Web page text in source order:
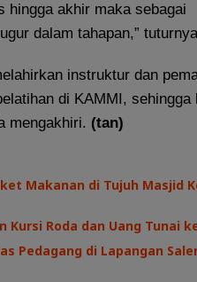
hingga akhir maka sebagai
dalam tahapan,”
instruktur dan
di KAMMI, sehingga
mengakhiri. (tan)
Makanan di Tujuh Masjid
Roda dan Uang Tunai
Pedagang di Lapangan